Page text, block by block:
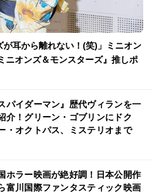
が耳から離れない！(笑)」ミニオン
ニオンズ＆モンスターズ』推しポ
スパイダーマン』歴代ヴィランを一
介！グリーン・ゴブリンにドク
・オクトパス、ミステリオまで
ホラー映画が絶好調！日本公開作
富川国際ファンタスティック映画